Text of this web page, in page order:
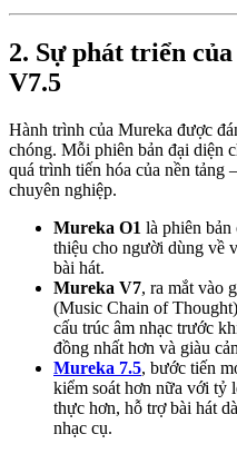
2. Sự phát triển
V7.5
Hành trình của Mureka được
chóng. Mỗi phiên bản đại diện
quá trình tiến hóa của nền
chuyên nghiệp.
Mureka O1 là phiên
thiệu cho người dùng về
bài hát.
Mureka V7, ra mắt vào
(Music Chain of
cấu trúc âm nhạc trước
đồng nhất hơn và giàu
Mureka 7.5, bước tiến
kiểm soát hơn nữa với tỷ
thực hơn, hỗ trợ bài hát
nhạc cụ.